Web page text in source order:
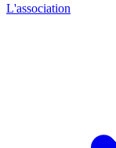
L'association